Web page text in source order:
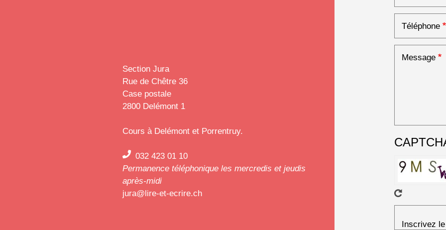
Section Jura
Rue de Chêtre 36
Case postale
2800 Delémont 1
Cours à Delémont et Porrentruy.
032 423 01 10
Permanence téléphonique les mercredis et jeudis
après-midi
jura@lire-et-ecrire.ch
Téléphone
Message
Inscrivez